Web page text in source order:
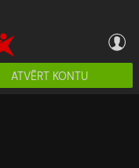
ATVĒRT KONTU